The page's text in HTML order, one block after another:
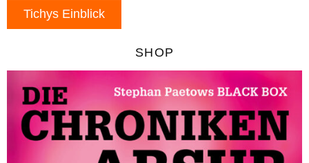
Tichys Einblick
SHOP